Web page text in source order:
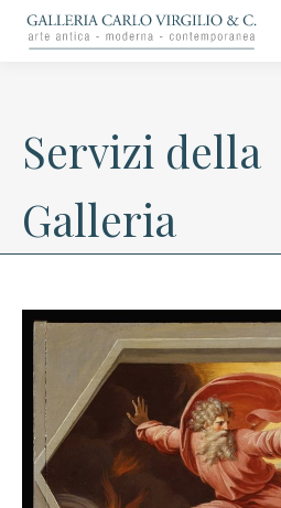
Carlo Virgilio & C.
Arte moderna e contemporanea
Servizi della
Galleria